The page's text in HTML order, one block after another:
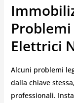
Elettrici
Alcuni problemi
dalla chiave
professionali.